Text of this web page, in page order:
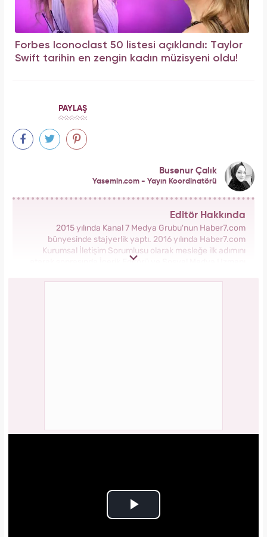
Forbes Iconoclast 50 listesi açıklandı: Taylor
Swift tarihin en zengin kadın müzisyeni oldu!
PAYLAŞ
Busenur Çalık
Yasemin.com - Yayın Koordinatörü
Editör Hakkında
2015 yılında Kanal 7 Medya Grubu'nun Haber7.com
bünyesinde stajyerlik yaptı. 2016 yılında Haber7.com
Kurumsal İletişim Sorumlusu olarak mesleğe ilk adımını
atarak sonrasında İçerik Editörü ve Sosyal Medya Uzmanı
Kadın Sitesinde önce Haber Editörü sonrasında Haber Şefi